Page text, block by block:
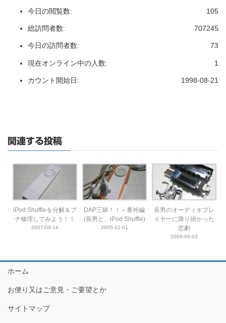
105
今日の閲覧数:
707245
総訪問者数:
73
今日の訪問者数:
1
現在オンライン中の人数:
1998-08-21
カウント開始日:
関連する投稿
iPod Shuffleを分解＆プ
チ修理してみよう！！
2007-09-14
DAP三昧！！～番外編
(長男と、iPod Shuffle)
2005-12-01
長男のオーディオプレ
イヤーに降り掛かった
悲劇
2009-06-03
ホーム
お便り又はご意見・ご要望とか
サイトマップ